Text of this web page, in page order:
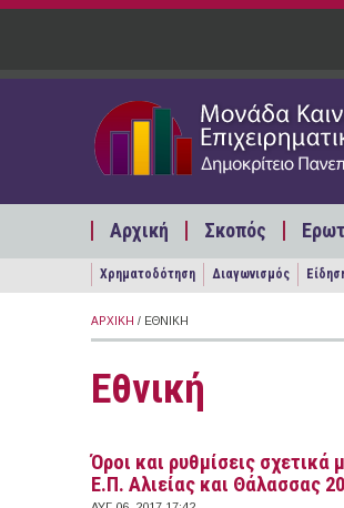
Παράκαμψη προς το κυρίως περιεχόμενο
Αρχική Σκοπός
Χρηματοδότηση Διαγωνισμός
ΑΡΧΙΚΉ / ΕΘΝΙΚΉ
Εθνική
Όροι και ρυθμίσεις
Ε.Π. Αλιείας και Θάλασσας